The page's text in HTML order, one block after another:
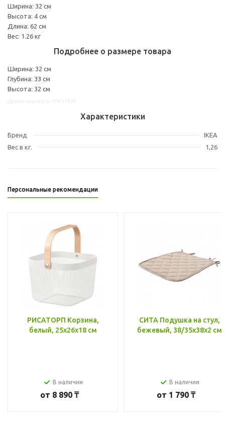
Ширина: 32 см
Высота: 4 см
Длина: 62 см
Вес: 1.26 кг
Подробнее о размере товара
Ширина: 32 см
Глубина: 33 см
Высота: 32 см
Характеристики
Бренд
IKEA
Вес в кг.
1,26
Персональные рекомендации
РИСАТОРП Корзина,
белый, 25x26x18 см
В наличии
от 8 890 ₸
СИТА Подушка на стул,
бежевый, 38/35x38x2 см
В наличии
от 1 790 ₸